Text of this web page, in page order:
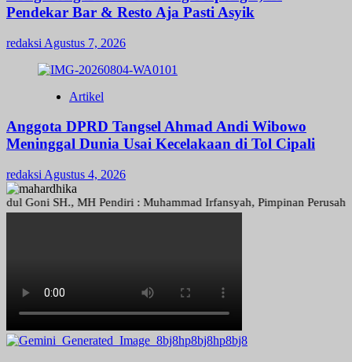
Pendekar Bar & Resto Aja Pasti Asyik
redaksi Agustus 7, 2026
Artikel
Anggota DPRD Tangsel Ahmad Andi Wibowo
Meninggal Dunia Usai Kecelakaan di Tol Cipali
redaksi Agustus 4, 2026
SH., MH Pendiri : Muhammad Irfansyah, Pimpinan